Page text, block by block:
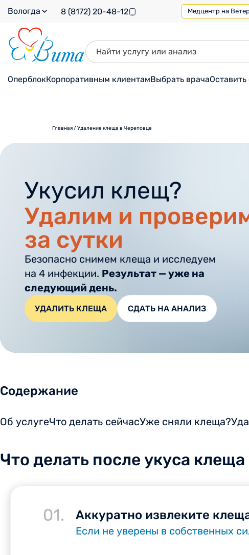
Вологда 8 (8172) 20-48-12 Медцентр на
ОперблокКорпоративным клиентамВыбрать врача
Главная/Удаление клеща в Череповце
Укусил клещ?
Удалим и
за сутки
Безопасно снимем клеща и исследуем
на 4 инфекции. Результат — уже на
следующий день.
УДАЛИТЬ КЛЕЩА СДАТЬ НА АНАЛИЗ
Содержание
Об услугеЧто делать сейчасУже сняли клеща?
Что делать после укуса клеща
01. Аккуратно извлеките
Если не уверены в собственных